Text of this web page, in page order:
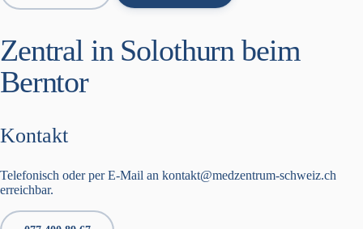
Zentral in Solothurn beim
Berntor
Kontakt
Telefonisch oder per E-Mail an kontakt@medzentrum-schweiz.ch
erreichbar.